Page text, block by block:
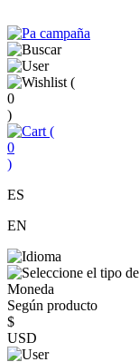
(
0
)
(
0
)
ES
EN
Moneda
Según producto
$
USD